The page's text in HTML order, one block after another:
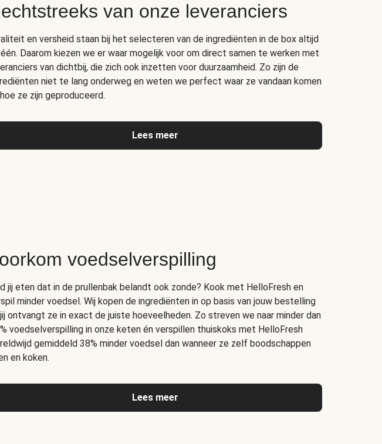
van onze leveranciers
en versheid staan bij het selecteren van de ingrediënten in de box altijd
Daarom kiezen we er waar mogelijk voor om direct samen te werken met
van dichtbij, die zich ook inzetten voor duurzaamheid. Zo zijn de
niet te lang onderweg en weten we perfect waar ze vandaan komen
ze zijn geproduceerd.
Lees meer
voedselverspilling
jij eten dat in de prullenbak belandt ook zonde? Kook met HelloFresh en
minder voedsel. Wij kopen de ingrediënten in op basis van jouw bestelling
ontvangt ze in exact de juiste hoeveelheden. Zo streven we naar minder dan
voedselverspilling in onze keten én verspillen thuiskoks met HelloFresh
gemiddeld 38% minder voedsel dan wanneer ze zelf boodschappen
en koken.
Lees meer